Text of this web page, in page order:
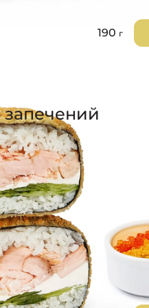
190 г
запечений